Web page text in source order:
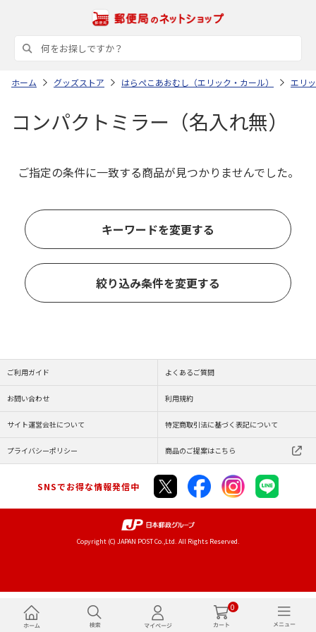
0
ホーム グッズストア はらぺこあおむし（エリック・カール） エリ
コンパクトミラー（名入れ無）
ご指定の条件に一致する商品が見つかりませんでした。
キーワードを変更する
絞り込み条件を変更する
ご利用ガイド よくあるご質問
お問い合わせ 利用規約
サイト運営会社について 特定商取引法に基づく表記について
プライバシーポリシー 商品のご提案はこちら
SNSでお得な情報発信中
Copyright (C) JAPAN POST Co.,Ltd. All Rights Reserved.